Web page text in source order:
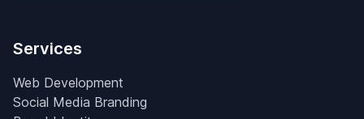
Services
Web Development
Social Media Branding